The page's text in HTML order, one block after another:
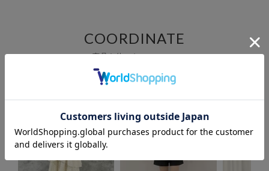
COORDINATE
この商品を使ったCOORDINATE